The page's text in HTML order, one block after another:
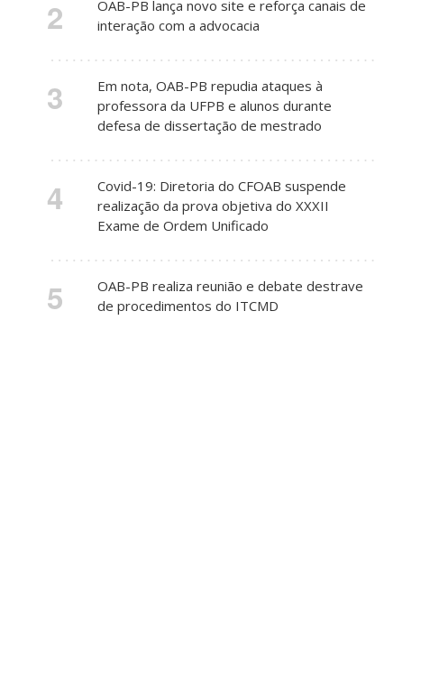
2
OAB-PB lança novo site e reforça canais de
interação com a advocacia
3
Em nota, OAB-PB repudia ataques à
professora da UFPB e alunos durante
defesa de dissertação de mestrado
4
Covid-19: Diretoria do CFOAB suspende
realização da prova objetiva do XXXII
Exame de Ordem Unificado
5
OAB-PB realiza reunião e debate destrave
de procedimentos do ITCMD